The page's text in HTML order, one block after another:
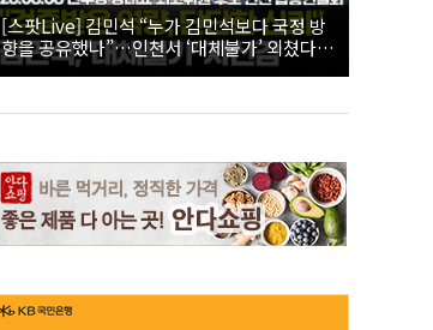
[스팟Live] 김민석 “누가 김민석보다 국정 방
향을 공유했나”…인천서 ‘대체불가’ 외쳤다 |
26.08.08 더불어민주당 당대표·최고위원 후